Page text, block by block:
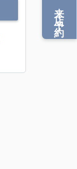
来店予約